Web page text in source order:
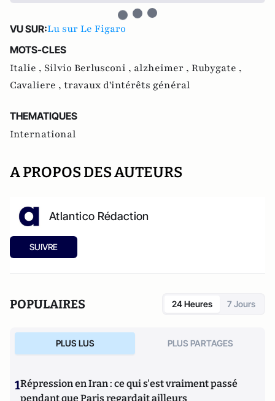
VU SUR:Lu sur Le Figaro
MOTS-CLES
Italie , Silvio Berlusconi , alzheimer , Rubygate ,
Cavaliere , travaux d'intérêts général
THEMATIQUES
International
A PROPOS DES AUTEURS
Atlantico Rédaction
SUIVRE
POPULAIRES 24 Heures 7 Jours
PLUS LUS PLUS PARTAGES
1Répression en Iran : ce qui s'est vraiment passé
pendant que Paris regardait ailleurs